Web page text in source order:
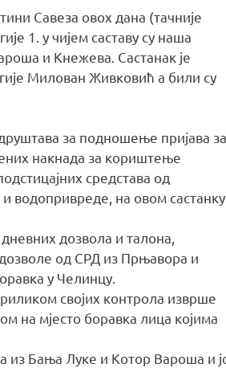
Савеза овох дана (тачније
1. у чијем саставу су наша
и Кнежева. Састанак је
Милован Живковић а били су
за подношење пријава за
накнада за кориштење
средстава од
на овом састанку
дозвола и талона,
од СРД из Прњавора и
у Челинцу.
својих контрола изврше
на мјесто боравка лица којима
из Бања Луке и Котор Вароша и